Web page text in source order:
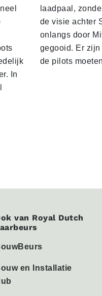
In
laadpaal,
de visie achter
onlangs door
gegooid. Er
de pilots
van Royal Dutch
en Installatie